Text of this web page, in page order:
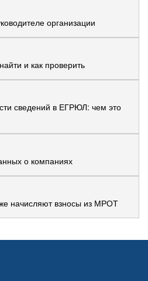
организации
и как проверить
сведений в ЕГРЮЛ: чем это
о компаниях
начисляют взносы из МРОТ